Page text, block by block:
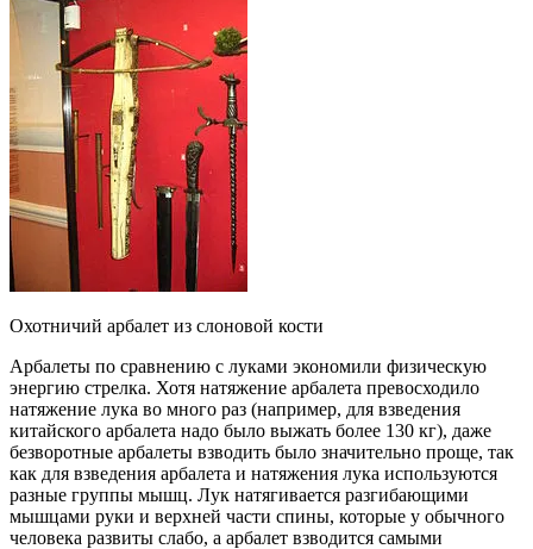
Охотничий арбалет из слоновой кости
Арбалеты по сравнению с луками экономили физическую
энергию стрелка. Хотя натяжение арбалета превосходило
натяжение лука во много раз (например, для взведения
китайского арбалета надо было выжать более 130 кг), даже
безворотные арбалеты взводить было значительно проще, так
как для взведения арбалета и натяжения лука используются
разные группы мышц. Лук натягивается разгибающими
мышцами руки и верхней части спины, которые у обычного
человека развиты слабо, а арбалет взводится самыми